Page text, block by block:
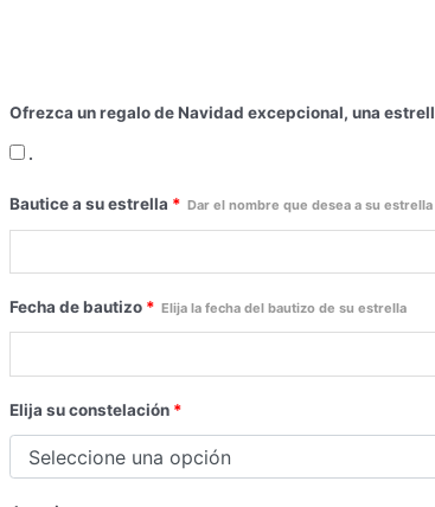
Ofrezca un regalo de Navidad excepcional, una
.
Bautice a su estrella * Dar el nombre que desea a su estrella
Fecha de bautizo * Elija la fecha del bautizo de su estrella
Elija su constelación *